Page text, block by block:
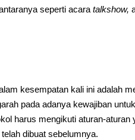
seperti acara talkshow,
kesempatan kali ini adalah
pada adanya kewajiban
harus mengikuti aturan-aturan
dibuat sebelumnya.